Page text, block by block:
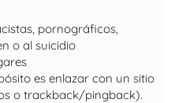
pornográficos,
o al suicidio
es enlazar con un sitio
o trackback/pingback).